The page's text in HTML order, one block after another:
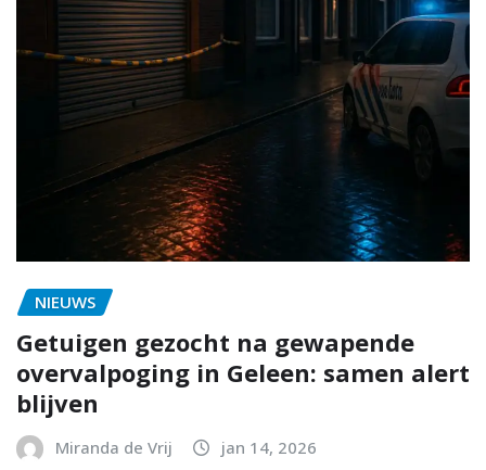
NIEUWS
Getuigen gezocht na gewapende
overvalpoging in Geleen: samen alert
blijven
Miranda de Vrij jan 14, 2026